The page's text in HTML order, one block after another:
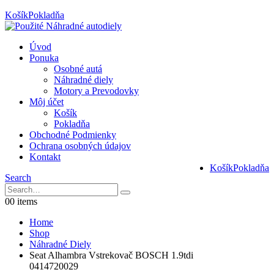
KošíkPokladňa
Úvod
Ponuka
Osobné autá
Náhradné diely
Motory a Prevodovky
Môj účet
Košík
Pokladňa
Obchodné Podmienky
Ochrana osobných údajov
Kontakt
KošíkPokladňa
Search
00 items
Home
Shop
Náhradné Diely
Seat Alhambra Vstrekovač BOSCH 1.9tdi
0414720029